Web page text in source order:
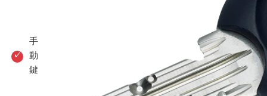
手
動
鍵